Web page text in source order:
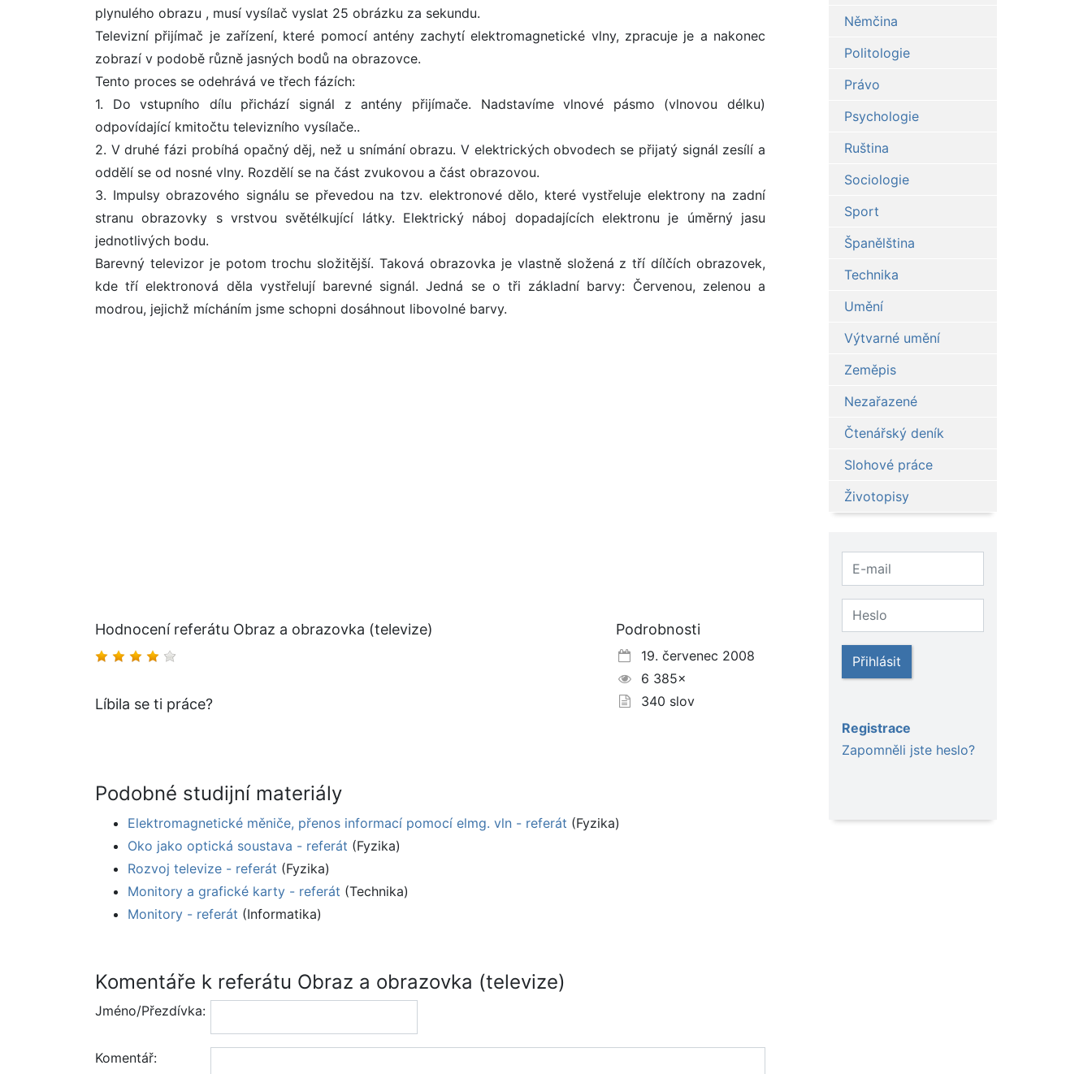
plynulého obrazu , musí vysílač vyslat 25 obrázku za sekundu.
Televizní přijímač je zařízení, které pomocí antény zachytí elektromagnetické vlny, zpracuje je a nakonec
zobrazí v podobě různě jasných bodů na obrazovce.
Tento proces se odehrává ve třech fázích:
1. Do vstupního dílu přichází signál z antény přijímače. Nadstavíme vlnové pásmo (vlnovou délku)
odpovídající kmitočtu televizního vysílače..
2. V druhé fázi probíhá opačný děj, než u snímání obrazu. V elektrických obvodech se přijatý signál zesílí a
oddělí se od nosné vlny. Rozdělí se na část zvukovou a část obrazovou.
3. Impulsy obrazového signálu se převedou na tzv. elektronové dělo, které vystřeluje elektrony na zadní
stranu obrazovky s vrstvou světélkující látky. Elektrický náboj dopadajících elektronu je úměrný jasu
jednotlivých bodu.
Barevný televizor je potom trochu složitější. Taková obrazovka je vlastně složená z tří dílčích obrazovek,
kde tří elektronová děla vystřelují barevné signál. Jedná se o tři základní barvy: Červenou, zelenou a
modrou, jejichž mícháním jsme schopni dosáhnout libovolné barvy.
Hodnocení referátu Obraz a obrazovka (televize)
Líbila se ti práce?
Podrobnosti
19. červenec 2008
6 385×
340 slov
Podobné studijní materiály
Elektromagnetické měniče, přenos informací pomocí elmg. vln - referát (Fyzika)
Oko jako optická soustava - referát (Fyzika)
Rozvoj televize - referát (Fyzika)
Monitory a grafické karty - referát (Technika)
Monitory - referát (Informatika)
Komentáře k referátu Obraz a obrazovka (televize)
Jméno/Přezdívka:
Komentář:
Němčina
Politologie
Právo
Psychologie
Ruština
Sociologie
Sport
Španělština
Technika
Umění
Výtvarné umění
Zeměpis
Nezařazené
Čtenářský deník
Slohové práce
Životopisy
Přihlásit
Registrace
Zapomněli jste heslo?